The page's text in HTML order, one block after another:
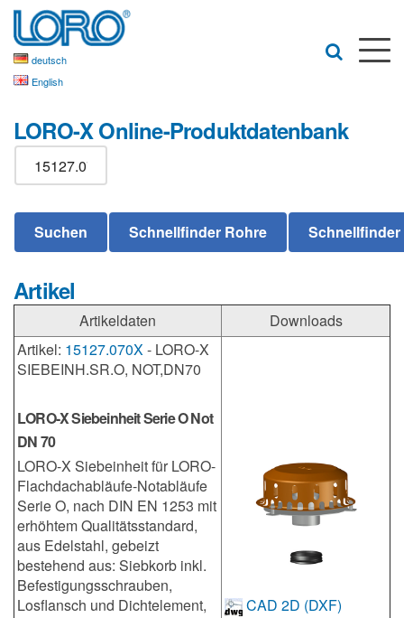
deutsch
English
LORO-X Online-Produktdatenbank
Artikel
Artikeldaten
Downloads
Artikel: 15127.070X- LORO-X
SIEBEINH.SR.O, NOT,DN70
LORO-X Siebeinheit Serie O Not
DN 70
LORO-X Siebeinheit für LORO-
Flachdachabläufe-Notabläufe
Serie O, nach DIN EN 1253 mit
erhöhtem Qualitätsstandard,
aus Edelstahl, gebeizt
bestehend aus: Siebkorb inkl.
Befestigungsschrauben,
Losflansch und Dichtelement,
CAD 2D (DXF)